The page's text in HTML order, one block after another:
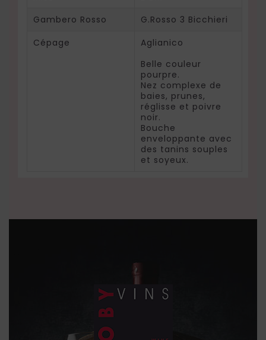
Gambero Rosso
G.Rosso 3 Bicchieri
Cépage
Aglianico
Belle couleur
pourpre.
Nez complexe de
baies, prunes,
réglisse et poivre
noir.
Bouche
enveloppante avec
des tanins souples
et soyeux.